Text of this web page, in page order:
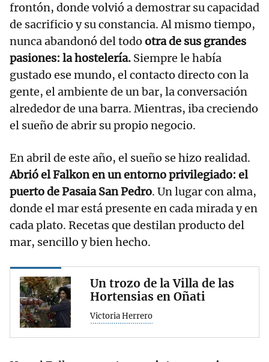
frontón, donde volvió a demostrar su capacidad
de sacrificio y su constancia. Al mismo tiempo,
nunca abandonó del todo otra de sus grandes
pasiones: la hostelería. Siempre le había
gustado ese mundo, el contacto directo con la
gente, el ambiente de un bar, la conversación
alrededor de una barra. Mientras, iba creciendo
el sueño de abrir su propio negocio.
En abril de este año, el sueño se hizo realidad.
Abrió el Falkon en un entorno privilegiado: el
puerto de Pasaia San Pedro. Un lugar con alma,
donde el mar está presente en cada mirada y en
cada plato. Recetas que destilan producto del
mar, sencillo y bien hecho.
Un trozo de la Villa de las
Hortensias en Oñati
Victoria Herrero